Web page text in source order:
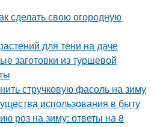
сделать свою огородную
для тени на даче
заготовки из туршевой
стручковую фасоль на зиму
использования в быту
роз на зиму: ответы на 8